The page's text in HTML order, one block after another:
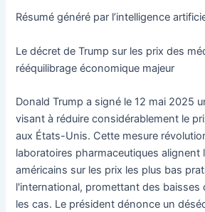
Résumé généré par l’intelligence
Le décret de Trump sur les prix des
rééquilibrage économique majeur
Donald Trump a signé le 12 mai 2025
visant à réduire considérablement le
aux États-Unis. Cette mesure
laboratoires pharmaceutiques alignent
américains sur les prix les plus bas
l'international, promettant des baisses
les cas. Le président dénonce un